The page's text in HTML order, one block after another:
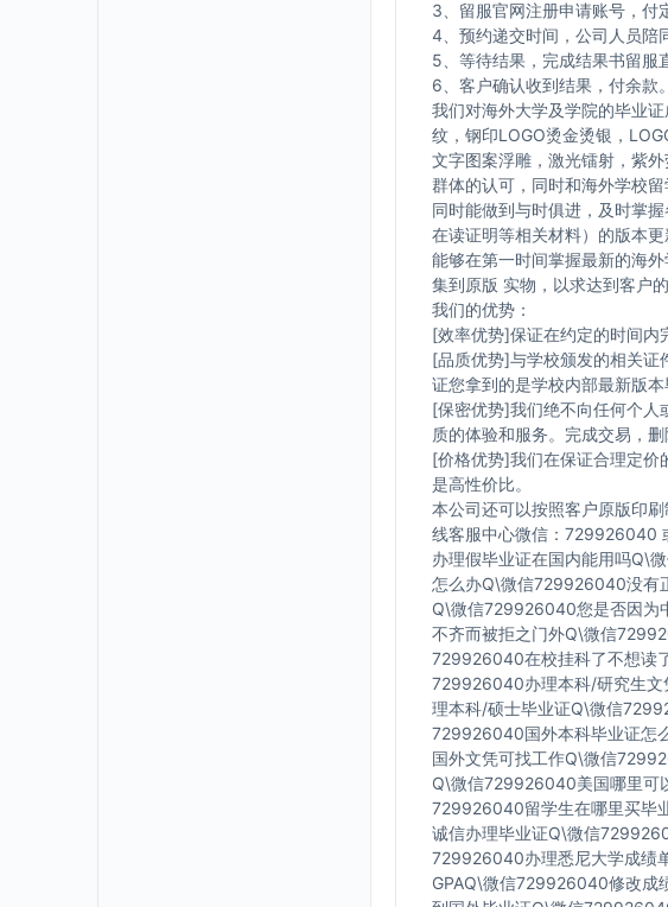
3、留服官网注册申请账号，付
4、预约递交时间，公司人员陪
5、等待结果，完成结果书留服
6、客户确认收到结果，付余款。
我们对海外大学及学院的毕业
纹，钢印LOGO烫金烫银，
文字图案浮雕，激光镭射，紫
群体的认可，同时和海外学校留
同时能做到与时俱进，及时掌
在读证明等相关材料）的版本更
能够在第一时间掌握最新的海
集到原版 实物，以求达到客户的
我们的优势：
[效率优势]保证在约定的时间内
[品质优势]与学校颁发的相关证
证您拿到的是学校内部最新版本
[保密优势]我们绝不向任何个人
质的体验和服务。完成交易，
[价格优势]我们在保证合理定价
是高性价比。
本公司还可以按照客户原版印
线客服中心微信：729926040
办理假毕业证在国内能用吗Q\
怎么办Q\微信729926040没有
Q\微信729926040您是否因为
不齐而被拒之门外Q\微信
729926040在校挂科了不想读
729926040办理本科/研究生
理本科/硕士毕业证Q\微信
729926040国外本科毕业证怎
国外文凭可找工作Q\微信
Q\微信729926040美国哪里可
729926040留学生在哪里买毕
诚信办理毕业证Q\微信
729926040办理悉尼大学成绩
GPAQ\微信729926040修改